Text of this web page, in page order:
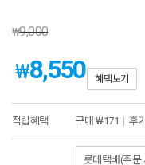
₩9,000
₩8,550 혜택보기
적립혜택 구매 ₩171 | 후기